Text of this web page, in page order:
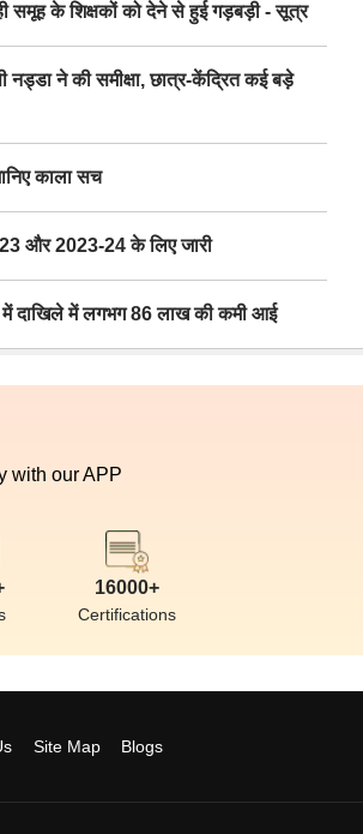
के शिक्षकों को देने से हुई गड़बड़ी - सूत्र
ने की समीक्षा, छात्र-केंद्रित कई बड़े
काला सच
23 और 2023-24 के लिए जारी
दाखिले में लगभग 86 लाख की कमी आई
with our APP
16000+
Certifications
Site Map Blogs